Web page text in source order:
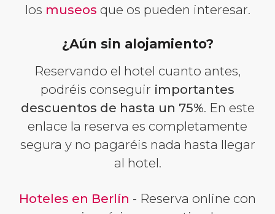
los museos que os pueden interesar.
¿Aún sin alojamiento?
Reservando el hotel cuanto antes,
podréis conseguir importantes
descuentos de hasta un 75%. En este
enlace la reserva es completamente
segura y no pagaréis nada hasta llegar
al hotel.
Hoteles en Berlín - Reserva online con